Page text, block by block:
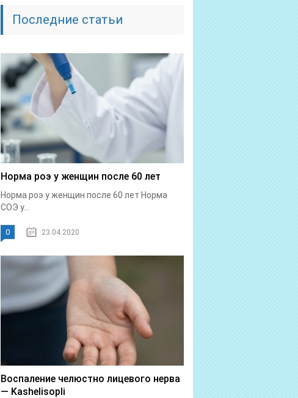
Последние статьи
Норма роэ у женщин после 60 лет
Норма роэ у женщин после 60 лет Норма
СОЭ у...
0 23.04.2020
Воспаление челюстно лицевого нерва
— Kashelisopli